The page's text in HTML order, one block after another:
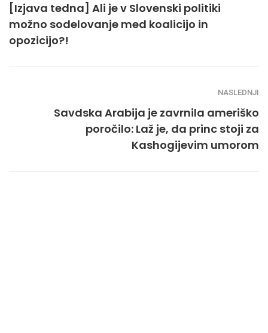
[Izjava tedna] Ali je v Slovenski politiki
možno sodelovanje med koalicijo in
opozicijo?!
NASLEDNJI
Savdska Arabija je zavrnila ameriško
poročilo: Laž je, da princ stoji za
Kashogijevim umorom